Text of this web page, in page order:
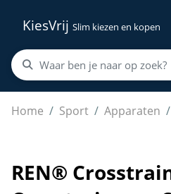
KiesVrij Slim kiezen en kopen
Home Sport Apparaten
REN® Crosstrainer -
REN®